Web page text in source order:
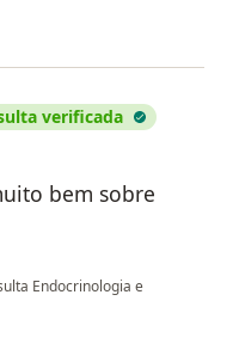
verificada
bem sobre
Endocrinologia e